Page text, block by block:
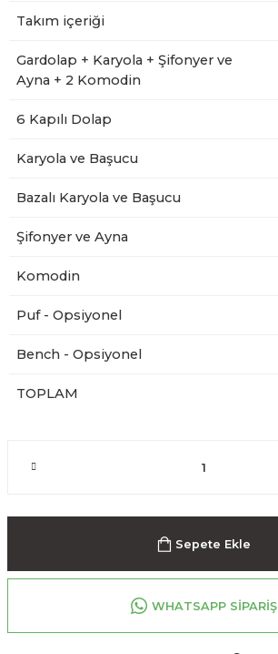
Takım içeriği
Gardolap + Karyola + Şifonyer ve
Ayna + 2 Komodin
6 Kapılı Dolap
Karyola ve Başucu
Bazalı Karyola ve Başucu
Şifonyer ve Ayna
Komodin
Puf - Opsiyonel
Bench - Opsiyonel
TOPLAM
Sepete Ekle
WHATSAPP SİPARİŞ